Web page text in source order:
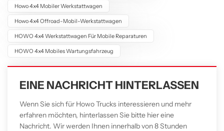
Howo 4x4 Mobiler Werkstattwagen
Howo 4x4 Offroad-Mobil-Werkstattwagen
HOWO 4x4 Werkstattwagen Für Mobile Reparaturen
HOWO 4x4 Mobiles Wartungsfahrzeug
EINE NACHRICHT HINTERLASSEN
Wenn Sie sich für Howo Trucks interessieren und mehr
erfahren möchten, hinterlassen Sie bitte hier eine
Nachricht. Wir werden Ihnen innerhalb von 8 Stunden